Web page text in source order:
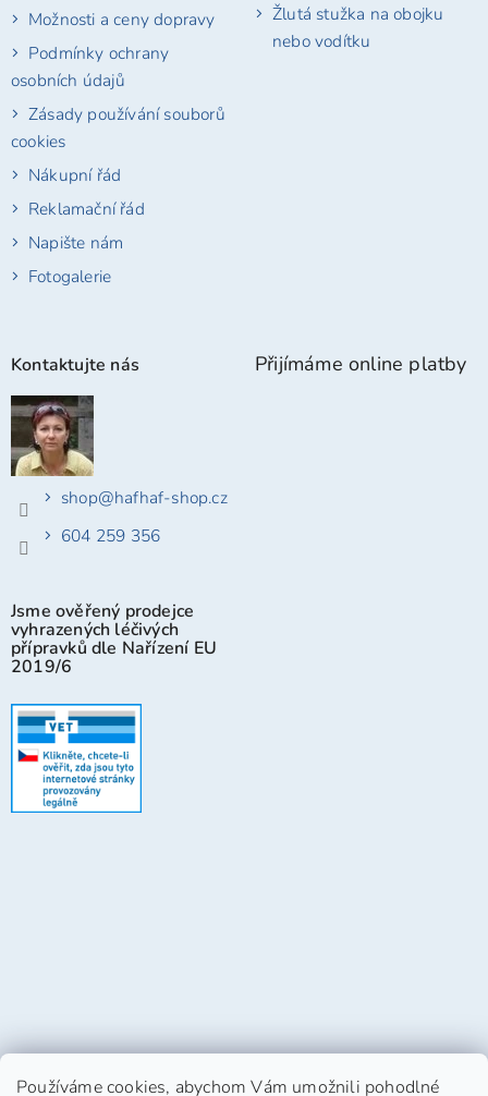
Používáme cookies, abychom Vám umožnili pohodlné
Možnosti a ceny dopravy
Podmínky ochrany
osobních údajů
Zásady používání souborů
cookies
Nákupní řád
Reklamační řád
Napište nám
Fotogalerie
Žlutá stužka na obojku
nebo vodítku
Kontaktujte nás
shop@hafhaf-shop.cz
604 259 356
Jsme ověřený prodejce
vyhrazených léčivých
přípravků dle Nařízení EU
2019/6
Přijímáme online platby